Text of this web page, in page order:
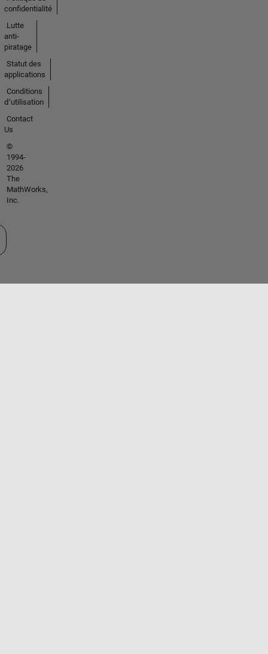
confidentialité
Lutte
anti-
piratage
Statut des
applications
Conditions
d՚utilisation
Contact
Us
©
1994-
2026
The
MathWorks,
Inc.
un site web